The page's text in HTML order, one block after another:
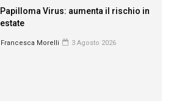
Papilloma Virus: aumenta il rischio in
estate
Francesca Morelli 3 Agosto 2026